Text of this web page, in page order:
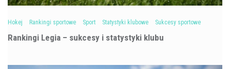
Hokej Rankingi sportowe Sport Statystyki klubowe Sukcesy sportowe
Rankingi Legia – sukcesy i statystyki klubu